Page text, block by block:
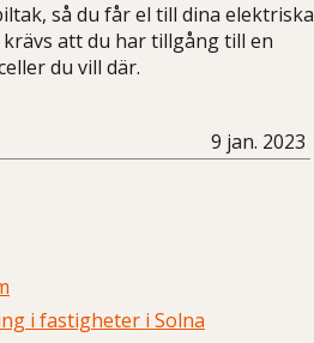
så du får el till dina elektriska
att du har tillgång till en
du vill där.
9 jan. 2023
i fastigheter i Solna